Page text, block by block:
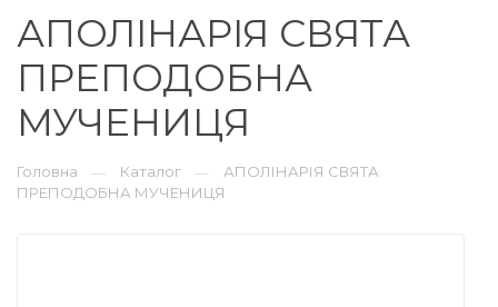
АПОЛІНАРІЯ СВЯТА
ПРЕПОДОБНА
МУЧЕНИЦЯ
Головна — Каталог —
АПОЛІНАРІЯ СВЯТА
ПРЕПОДОБНА МУЧЕНИЦЯ